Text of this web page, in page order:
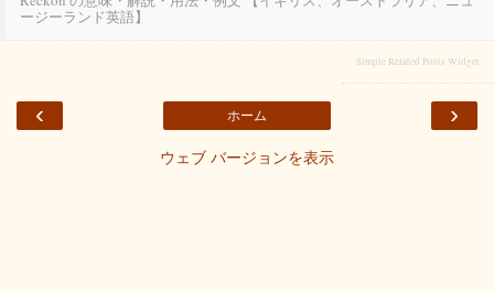
ージーランド英語】
Simple Related Posts Widget
‹ ›
ホーム
ウェブ バージョンを表示